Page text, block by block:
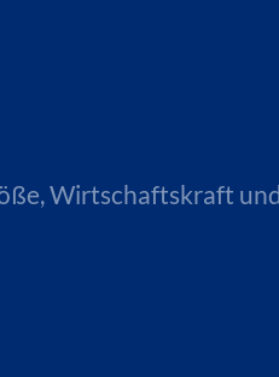
Wirtschaftskraft